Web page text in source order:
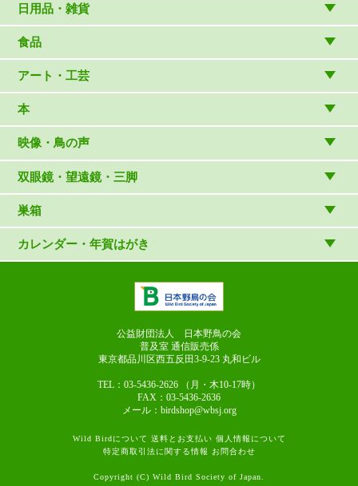
アウトドアウェア
アウトドア雑貨
バードウォッチング用品
日用品・雑貨
リビング・キッチン・ファッション
ゲーム・ホビー・文具
食品
食品
アート・工芸
雑貨（村上康成）
マスコット・ブローチほか
本
図鑑
読み物
写真集・ガイドブック・絵本
日本野鳥の会連携団体の出版物
論文集（ストリクス）
映像・鳥の声
CD
DVD・ブルーレイ・ビデオ
鳴き声タッチペンなど
双眼鏡・望遠鏡・三脚
スターターセット
双眼鏡
巣箱
巣箱など
カレンダー・年賀はがき
公益財団法人 日本野鳥の会
普及室 通信販売係
東京都品川区西五反田3-9-23 丸和ビル
TEL：03-5436-2626
（月・木10-17時）
FAX：03-5436-2636
メール：birdshop@wbsj.org
Wild Birdについて 送料とお支払い 個人情報について
特定商取引法に関する情報 お問合わせ
Copyright (C) Wild Bird Society of Japan.